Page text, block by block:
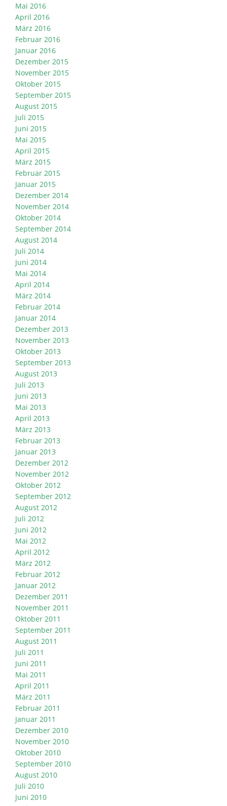
Mai 2016
April 2016
März 2016
Februar 2016
Januar 2016
Dezember 2015
November 2015
Oktober 2015
September 2015
August 2015
Juli 2015
Juni 2015
Mai 2015
April 2015
März 2015
Februar 2015
Januar 2015
Dezember 2014
November 2014
Oktober 2014
September 2014
August 2014
Juli 2014
Juni 2014
Mai 2014
April 2014
März 2014
Februar 2014
Januar 2014
Dezember 2013
November 2013
Oktober 2013
September 2013
August 2013
Juli 2013
Juni 2013
Mai 2013
April 2013
März 2013
Februar 2013
Januar 2013
Dezember 2012
November 2012
Oktober 2012
September 2012
August 2012
Juli 2012
Juni 2012
Mai 2012
April 2012
März 2012
Februar 2012
Januar 2012
Dezember 2011
November 2011
Oktober 2011
September 2011
August 2011
Juli 2011
Juni 2011
Mai 2011
April 2011
März 2011
Februar 2011
Januar 2011
Dezember 2010
November 2010
Oktober 2010
September 2010
August 2010
Juli 2010
Juni 2010